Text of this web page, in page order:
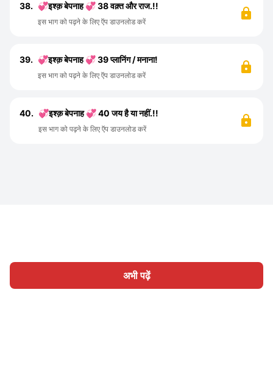
अभी पढ़ें
38. 💞इश्क़ बेपनाह 💞 38 वक़्त और राज.!!
इस भाग को पढ़ने के लिए ऍप डाउनलोड करें
39. 💞इश्क़ बेपनाह 💞 39 प्लानिंग / मनाना!
इस भाग को पढ़ने के लिए ऍप डाउनलोड करें
40. 💞इश्क़ बेपनाह 💞 40 जय है या नहीं.!!
इस भाग को पढ़ने के लिए ऍप डाउनलोड करें
होम श्रेणी लिखिए लेख साइन इन